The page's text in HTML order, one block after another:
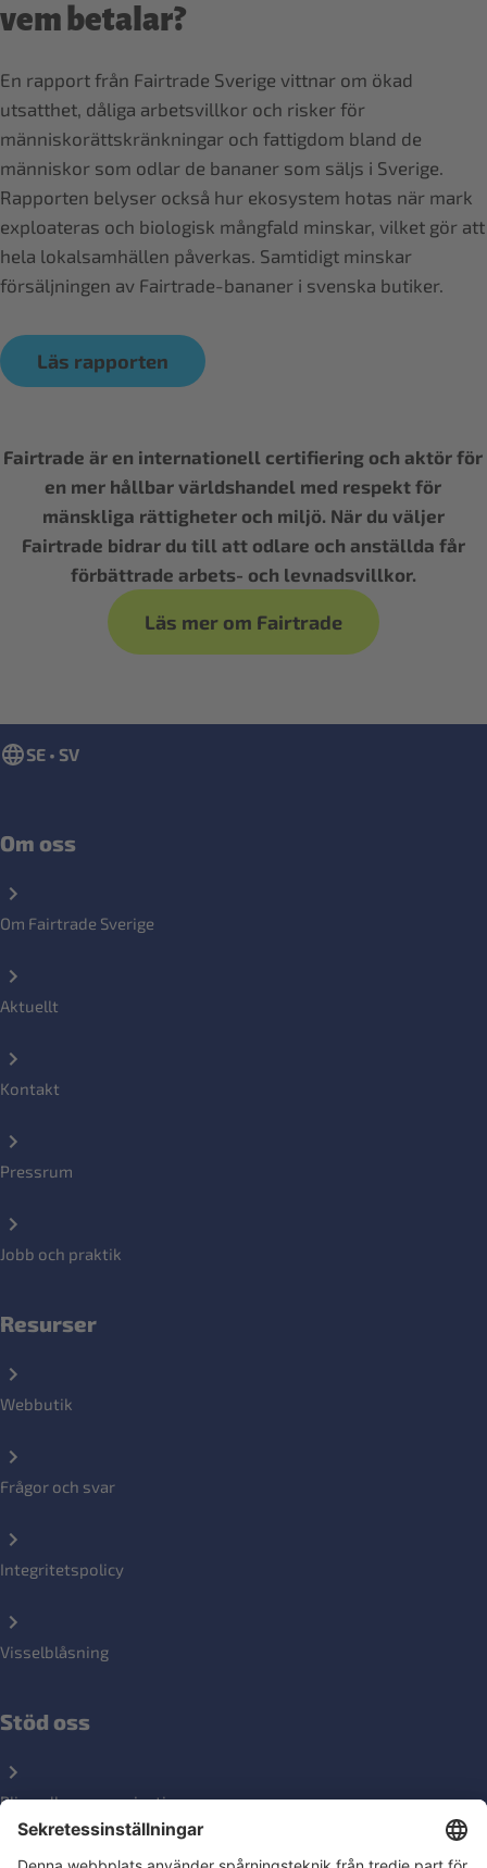
vem betalar?
En rapport från Fairtrade Sverige vittnar om ökad
utsatthet, dåliga arbetsvillkor och risker för
människorättskränkningar och fattigdom bland de
människor som odlar de bananer som säljs i Sverige.
Rapporten belyser också hur ekosystem hotas när mark
exploateras och biologisk mångfald minskar, vilket gör att
hela lokalsamhällen påverkas. Samtidigt minskar
försäljningen av Fairtrade-bananer i svenska butiker.
Läs rapporten
Fairtrade är en internationell certifiering och aktör för
en mer hållbar världshandel med respekt för
mänskliga rättigheter och miljö. När du väljer
Fairtrade bidrar du till att odlare och anställda får
förbättrade arbets- och levnadsvillkor.
Läs mer om Fairtrade
SE • SV
Om oss
Om Fairtrade Sverige
Aktuellt
Kontakt
Pressrum
Jobb och praktik
Resurser
Webbutik
Frågor och svar
Integritetspolicy
Visselblåsning
Stöd oss
Bli medlemsorganisation